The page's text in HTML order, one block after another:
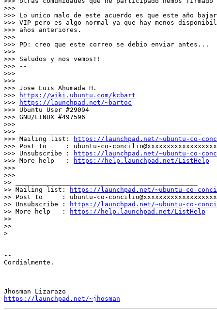
>>>
>>> Lo unico malo de este acuerdo es que este año
>>> VIP pero es algo normal ya que hay menos
>>> años anteriores.
>>>
>>> PD: creo que este correo se debio enviar antes...
>>>
>>> Saludos y nos vemos!!
>>> --
>>>
>>>
>>> Jose Luis Ahumada H.
>>>
https://wiki.ubuntu.com/kcbart
>>>
https://launchpad.net/~bartoc
>>> Ubuntu User #29094
>>> GNU/LINUX #497596
>>>
>>> _______________________________________________
>>> Mailing list:
https://launchpad.net/~ubuntu-co-
>>> Post to     : ubuntu-co-
>>> Unsubscribe :
https://launchpad.net/~ubuntu-co-
>>> More help   :
https://help.launchpad.net/ListHelp
>>>
>>>
>> _______________________________________________
>> Mailing list:
https://launchpad.net/~ubuntu-co-
>> Post to     : ubuntu-co-concilio@xxxxxxxxxxxxxxxxxxx
>> Unsubscribe :
https://launchpad.net/~ubuntu-co-
>> More help   :
https://help.launchpad.net/ListHelp
>>
>>
>
--
Cordialmente.
https://launchpad.net/~jhosman